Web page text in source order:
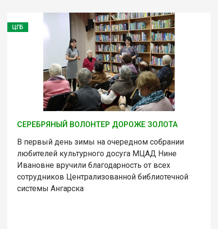
ЦГБ
СЕРЕБРЯНЫЙ ВОЛОНТЕР ДОРОЖЕ ЗОЛОТА
В первый день зимы на очередном собрании
любителей культурного досуга МЦАД Нине
Ивановне вручили благодарность от всех
сотрудников Централизованной библиотечной
системы Ангарска